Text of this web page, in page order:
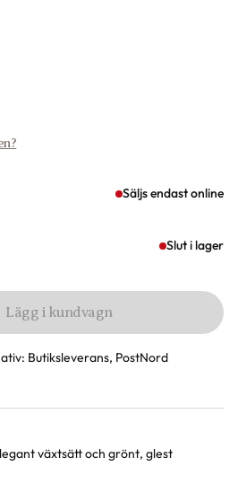
Säljs endast online
Slut i lager
Lägg i kundvagn
Butiksleverans, PostNord
växtsätt och grönt, glest